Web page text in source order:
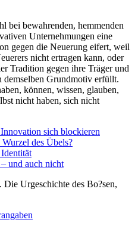
bei bewahrenden, hemmenden
Unternehmungen eine
gegen die Neuerung eifert, weil
nicht ertragen kann, oder
Tradition gegen ihre Träger und
demselben Grundmotiv erfüllt.
können, wissen, glauben,
nicht haben, sich nicht
sich blockieren
des Übels?
und auch nicht
Urgeschichte des Bo?sen,